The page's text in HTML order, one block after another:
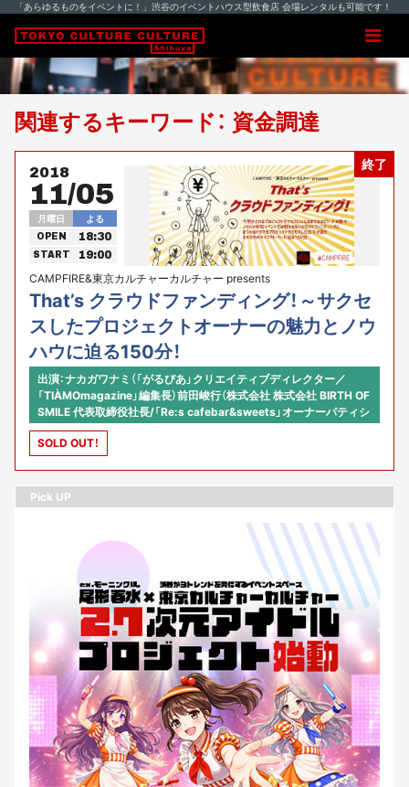
「あらゆるものをイベントに！」渋谷のイベントハウス型飲食店 会場レンタルも可能です！
関連するキーワード： 資金調達
終了
2018
11/05
月曜日 よる
OPEN 18:30
START 19:00
CAMPFIRE&東京カルチャーカルチャー presents
That’s クラウドファンディング！～サクセ
スしたプロジェクトオーナーの魅力とノウ
ハウに迫る150分！
出演：ナカガワナミ（「がるびあ」クリエイティブディレクター／
「TIÀMOmagazine」編集長）前田峻行（株式会社 株式会社 BIRTH OF
SMILE 代表取締役社長/「Re:s cafebar&sweets」オーナーパティシ
エ）井上拓美（株式会社MIKKE 代表取締役）森 清一（日本ポステック
株式会社 代表取締役）【司会】山中ファンキー直子（CAMPFIRE コミ
SOLD OUT！
Pick UP